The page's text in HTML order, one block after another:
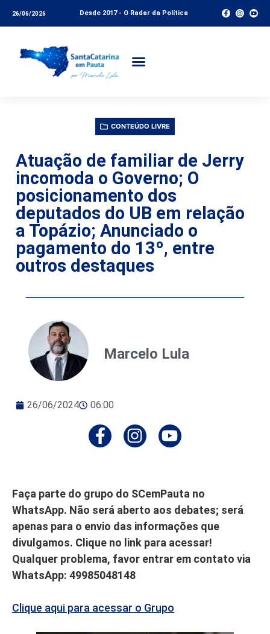
26/06/2026 Desde 2017 - O Radar da Política
CONTEÚDO LIVRE
Atuação de familiar de Jerry
incomoda o Governo; O
posicionamento dos
deputados do UB em relação
a Topázio; Anunciado o
pagamento do 13º, entre
outros destaques
Marcelo Lula
26/06/2024 06:00
Faça parte do grupo do SCemPauta no
WhatsApp. Não será aberto aos debates; será
apenas para o envio das informações que
divulgamos. Clique no link para acessar!
Qualquer problema, favor entrar em contato via
WhatsApp: 49985048148
Clique aqui para acessar o Grupo